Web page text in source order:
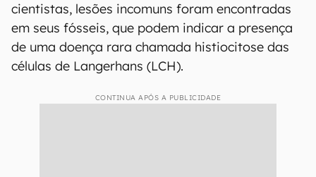
cientistas, lesões incomuns foram encontradas
em seus fósseis, que podem indicar a presença
de uma doença rara chamada histiocitose das
células de Langerhans (LCH).
CONTINUA APÓS A PUBLICIDADE